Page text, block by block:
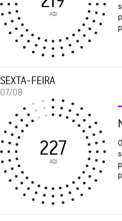
AQI
SEXTA-FEIRA
07/08
227
AQI